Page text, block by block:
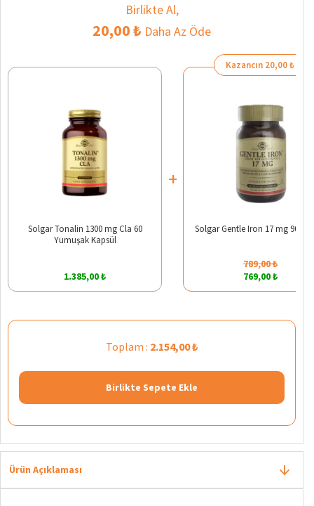
Birlikte Al,
20,00 ₺ Daha Az Öde
Solgar Tonalin 1300 mg Cla 60
Yumuşak Kapsül
1.385,00 ₺
+
Kazancın 20,00 ₺
Solgar Gentle Iron 17 mg 90
789,00 ₺
769,00 ₺
Toplam : 2.154,00 ₺
Birlikte Sepete Ekle
Ürün Açıklaması